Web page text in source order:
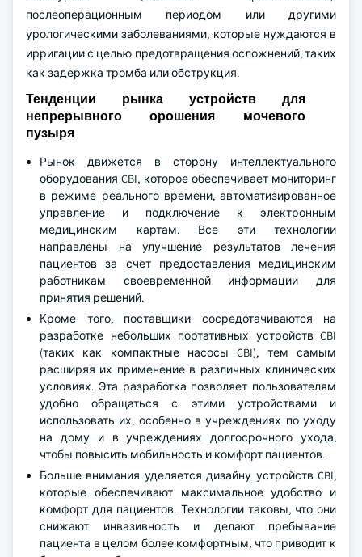
послеоперационным периодом или другими
урологическими заболеваниями, которые нуждаются в
ирригации с целью предотвращения осложнений, таких
как задержка тромба или обструкция.
Тенденции рынка устройств для
непрерывного орошения мочевого
пузыря
Рынок движется в сторону интеллектуального
оборудования CBI, которое обеспечивает мониторинг
в режиме реального времени, автоматизированное
управление и подключение к электронным
медицинским картам. Все эти технологии
направлены на улучшение результатов лечения
пациентов за счет предоставления медицинским
работникам своевременной информации для
принятия решений.
Кроме того, поставщики сосредотачиваются на
разработке небольших портативных устройств CBI
(таких как компактные насосы CBI), тем самым
расширяя их применение в различных клинических
условиях. Эта разработка позволяет пользователям
удобно обращаться с этими устройствами и
использовать их, особенно в учреждениях по уходу
на дому и в учреждениях долгосрочного ухода,
чтобы повысить мобильность и комфорт пациентов.
Больше внимания уделяется дизайну устройств CBI,
которые обеспечивают максимальное удобство и
комфорт для пациентов. Технологии таковы, что они
снижают инвазивность и делают пребывание
пациента в целом более комфортным, что приводит к